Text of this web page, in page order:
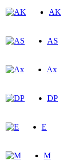
AK
AS
Aх
DP
E
M